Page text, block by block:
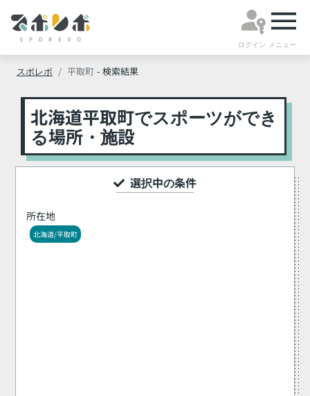
ログイン メニュー
スポレボ 平取町 - 検索結果
北海道平取町でスポーツができ
る場所・施設
選択中の条件
所在地
北海道/平取町